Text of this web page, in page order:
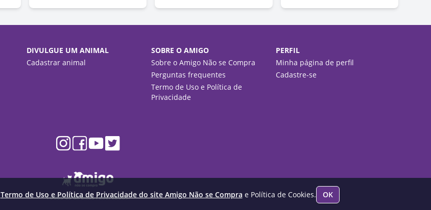
Termo de Uso e Política de Privacidade do site Amigo Não se Compra e Política de Cookies. OK
DIVULGUE UM ANIMAL
Cadastrar animal
SOBRE O AMIGO
Sobre o Amigo Não se Compra
Perguntas frequentes
Termo de Uso e Política de
Privacidade
PERFIL
Minha página de perfil
Cadastre-se
Todos os direitos reservados.